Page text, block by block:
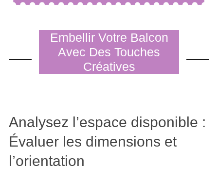
Embellir Votre Balcon
Avec Des Touches
Créatives
Analysez l’espace disponible :
Évaluer les dimensions et
l’orientation